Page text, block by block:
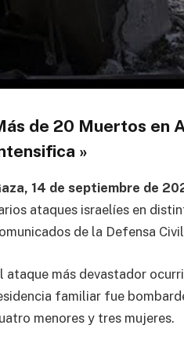
de 20 Muertos en
»
14 de septiembre de
ataques israelíes en
de la Defensa
ataque más devastador
familiar fue
menores y tres mujeres.